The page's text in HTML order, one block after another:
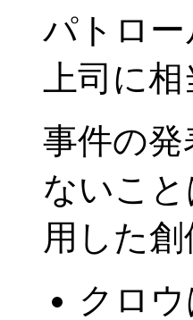
パトロ
上司に相
事件の
ないこ
用した
クロ